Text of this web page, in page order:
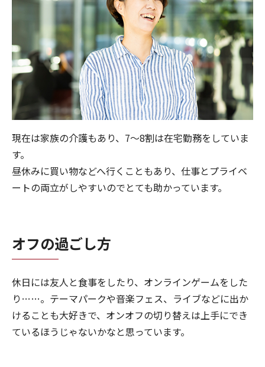
現在は家族の介護もあり、7〜8割は在宅勤務をしていま
す。
昼休みに買い物などへ行くこともあり、仕事とプライベ
ートの両立がしやすいのでとても助かっています。
オフの過ごし方
休日には友人と食事をしたり、オンラインゲームをした
り……。テーマパークや音楽フェス、ライブなどに出か
けることも大好きで、オンオフの切り替えは上手にでき
ているほうじゃないかなと思っています。